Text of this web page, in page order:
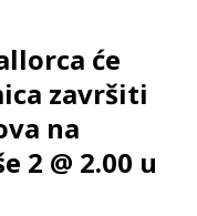
će
završiti
na
2 @ 2.00 u